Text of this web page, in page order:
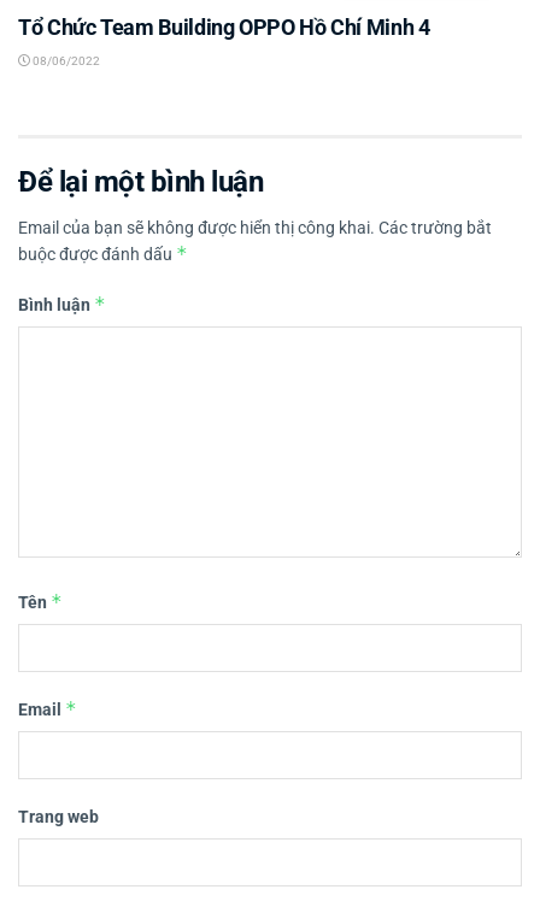
Tổ Chức Team Building OPPO Hồ Chí Minh 4
08/06/2022
Để lại một bình luận
Email của bạn sẽ không được hiển thị công khai. Các trường bắt
buộc được đánh dấu *
Bình luận *
Tên *
Email *
Trang web